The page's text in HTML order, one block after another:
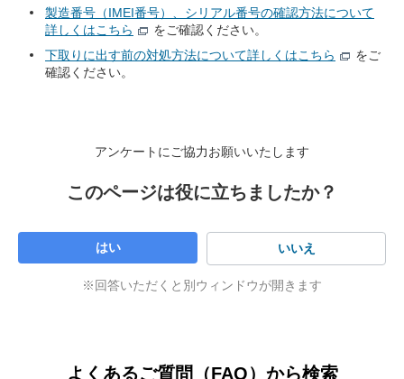
製造番号（IMEI番号）、シリアル番号の確認方法について
詳しくはこちら
をご確認ください。
下取りに出す前の対処方法について詳しくはこちら
をご
確認ください。
アンケートにご協力お願いいたします
このページは役に立ちましたか？
はい いいえ
※回答いただくと別ウィンドウが開きます
よくあるご質問（FAQ）から検索